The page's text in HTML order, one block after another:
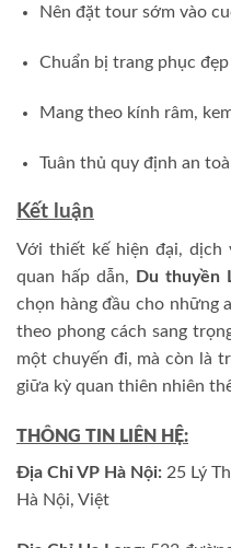
Nên đặt tour sớm vào
Chuẩn bị trang phục
Mang theo kính râm,
Tuân thủ quy định an
Kết luận
Với thiết kế hiện đại, dịch
quan hấp dẫn,
Du thuyền
chọn hàng đầu cho những
theo phong cách sang
một chuyến đi, mà còn là
giữa kỳ quan thiên nhiên
THÔNG TIN LIÊN HỆ:
Địa Chỉ VP Hà Nội: 25 Lý
Hà Nội, Việt